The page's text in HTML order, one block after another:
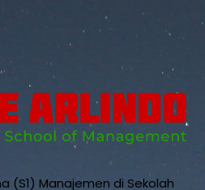
(S1) Manajemen di Sekolah